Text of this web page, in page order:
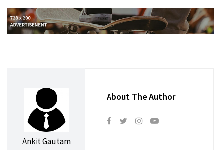
Ankit Gautam
About The Author